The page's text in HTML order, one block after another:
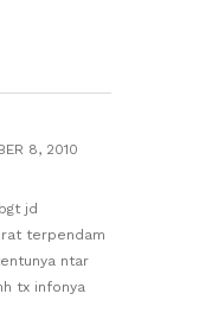
8, 2010
jd
terpendam
ntar
tx infonya